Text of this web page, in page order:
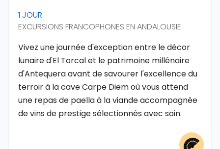
1 JOUR
EXCURSIONS FRANCOPHONES EN ANDALOUSIE
Vivez une journée d'exception entre le décor
lunaire d'El Torcal et le patrimoine millénaire
d'Antequera avant de savourer l'excellence du
terroir à la cave Carpe Diem où vous attend
une repas de paella à la viande accompagnée
de vins de prestige sélectionnés avec soin.